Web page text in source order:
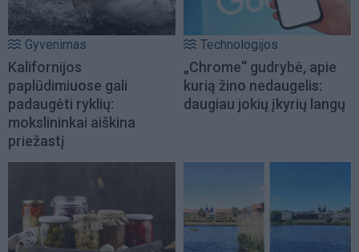
Gyvenimas
Kalifornijos
paplūdimiuose gali
padaugėti ryklių:
mokslininkai aiškina
priežastį
Technologijos
„Chrome“ gudrybė, apie
kurią žino nedaugelis:
daugiau jokių įkyrių langų